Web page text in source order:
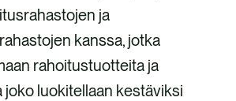
ja
kanssa, jotka
rahoitustuotteita ja
joko luokitellaan kestäviksi